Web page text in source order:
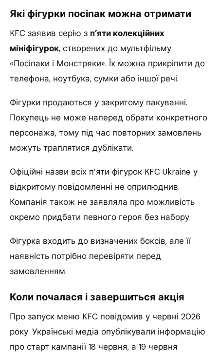
Які фігурки посіпак можна отримати
KFC заявив серію з п’яти колекційних
мініфігурок, створених до мультфільму
«Посіпаки і Монстряки». Їх можна прикріпити до
телефона, ноутбука, сумки або іншої речі.
Фігурки продаються у закритому пакуванні.
Покупець не може наперед обрати конкретного
персонажа, тому під час повторних замовлень
можуть траплятися дублікати.
Офіційні назви всіх п’яти фігурок KFC Ukraine у
відкритому повідомленні не оприлюднив.
Компанія також не заявляла про можливість
окремо придбати певного героя без набору.
Фігурка входить до визначених боксів, але її
наявність потрібно перевіряти перед
замовленням.
Коли почалася і завершиться акція
Про запуск меню KFC повідомив у червні 2026
року. Українські медіа опублікували інформацію
про старт кампанії 18 червня, а 19 червня